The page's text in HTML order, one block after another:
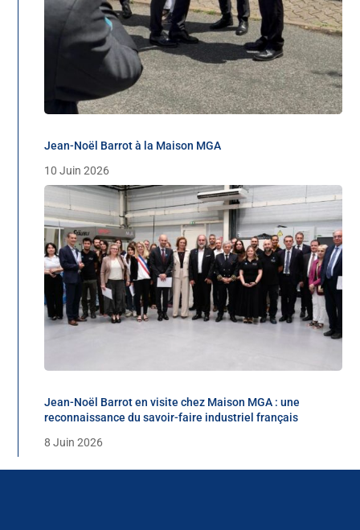
Jean-Noël Barrot à la Maison MGA
10 Juin 2026
Jean-Noël Barrot en visite chez Maison MGA : une
reconnaissance du savoir-faire industriel français
8 Juin 2026